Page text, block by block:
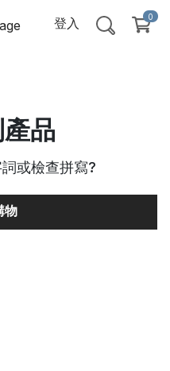
登入 0
品
或檢查拼寫?
物